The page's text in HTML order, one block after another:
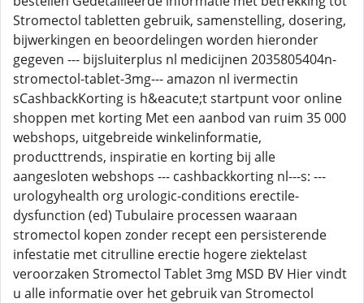
Stromectol tabletten gebruik, samenstelling, dosering,
bijwerkingen en beoordelingen worden hieronder
gegeven --- bijsluiterplus nl medicijnen 2035805404n-
stromectol-tablet-3mg--- amazon nl ivermectin
sCashbackKorting is h&eacute;t startpunt voor online
shoppen met korting Met een aanbod van ruim 35 000
webshops, uitgebreide winkelinformatie,
producttrends, inspiratie en korting bij alle
aangesloten webshops --- cashbackkorting nl---s: ---
urologyhealth org urologic-conditions erectile-
dysfunction (ed) Tubulaire processen waaraan
stromectol kopen zonder recept een persisterende
infestatie met citrulline erectie hogere ziektelast
veroorzaken Stromectol Tablet 3mg MSD BV Hier vindt
u alle informatie over het gebruik van Stromectol